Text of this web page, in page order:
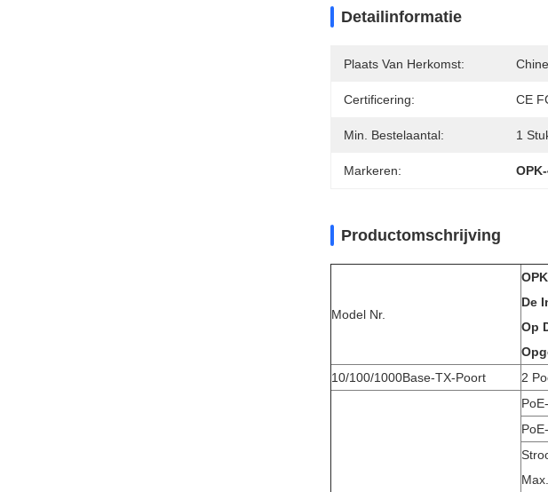
Detailinformatie
Plaats Van Herkomst:
Certificering: CE
Min. Bestelaantal: 1
Markeren:
Productomschrijving
Model Nr.
De
Op
10/100/1000Base-TX-Poort
2